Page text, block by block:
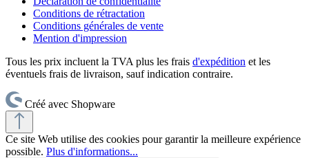
Conditions de rétractation
Conditions générales de vente
Mention d'impression
Tous les prix incluent la TVA plus les frais d'expédition et les
éventuels frais de livraison, sauf indication contraire.
Créé avec Shopware
Ce site Web utilise des cookies pour garantir la meilleure expérience
possible. Plus d'informations...